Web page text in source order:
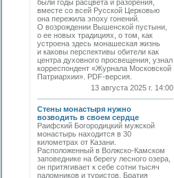
были годы расцвета и разорения,
вместе со всей Русской Церковью
она пережила эпоху гонений.
О возрождении Вышенской пустыни,
о ее новых традициях, о том, как
устроена здесь монашеская жизнь
и каковы перспективы обители как
центра духовного просвещения, узнал
корреспондент «Журнала Московской
Патриархии». PDF-версия.
13 августа 2025 г. 14:00
Стены монастыря нужно
возводить в своем сердце
Раифский Богородицкий мужской
монастырь находится в 30
километрах от Казани.
Расположенный в Волжско-Камском
заповеднике на берегу лесного озера,
он притягивает к себе сотни тысяч
паломников и туристов. Братия